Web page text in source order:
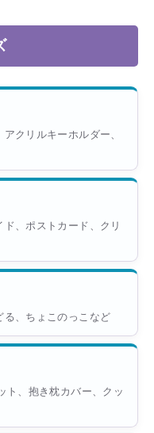
クリルキーホルダー、
、ポストカード、クリ
、ちょこのっこなど
ト、抱き枕カバー、クッ